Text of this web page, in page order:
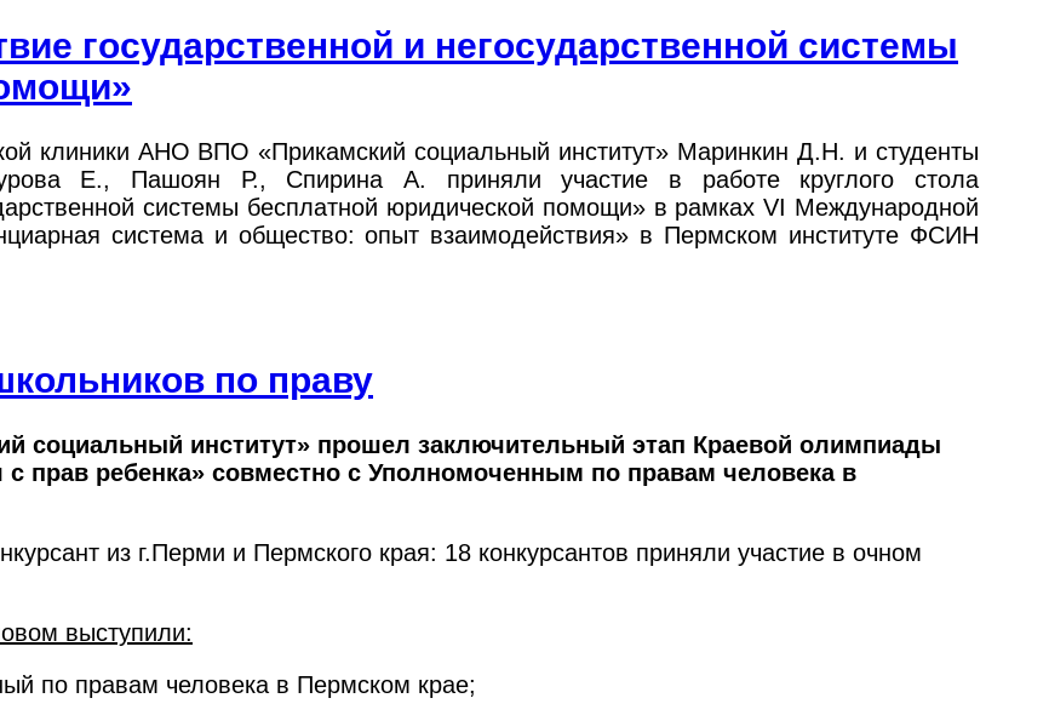
государственной и негосударственной системы
клиники АНО ВПО «Прикамский социальный институт» Маринкин Д.Н. и студенты
Е., Пашоян Р., Спирина А. приняли участие в работе круглого стола
системы бесплатной юридической помощи» в рамках VI Международной
система и общество: опыт взаимодействия» в Пермском институте ФСИН
по праву
социальный институт» прошел заключительный этап Краевой олимпиады
прав ребенка» совместно с Уполномоченным по правам человека в
из г.Перми и Пермского края: 18 конкурсантов приняли участие в очном
выступили:
по правам человека в Пермском крае;